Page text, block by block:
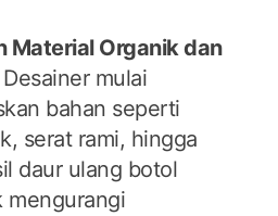
Material Organik dan
Desainer mulai
bahan seperti
serat rami, hingga
daur ulang botol
mengurangi